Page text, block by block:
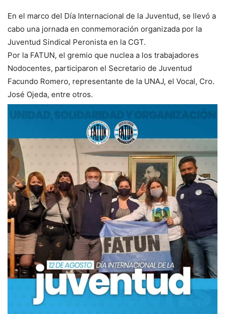
En el marco del Día Internacional de la Juventud, se llevó a
cabo una jornada en conmemoración organizada por la
Juventud Sindical Peronista en la CGT.
Por la FATUN, el gremio que nuclea a los trabajadores
Nodocentes, participaron el Secretario de Juventud
Facundo Romero, representante de la UNAJ, el Vocal, Cro.
José Ojeda, entre otros.